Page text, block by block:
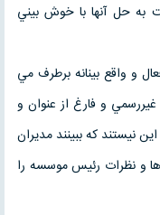
به حل آنها با خوش بيني
و واقع بينانه برطرف مي
و فارغ از عنوان و
نيستند كه ببينند مديران
و نظرات رئيس موسسه را